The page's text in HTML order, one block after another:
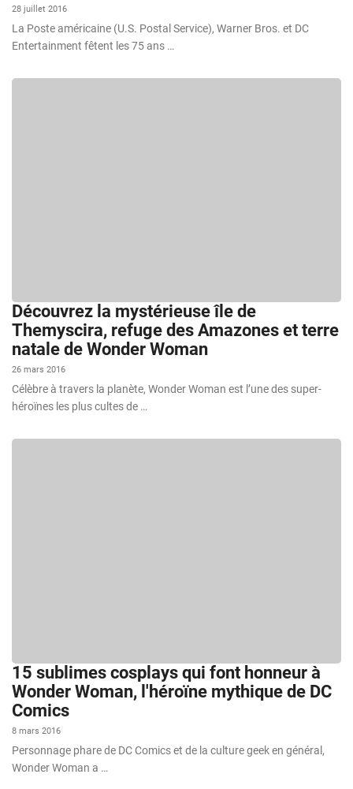
28 juillet 2016
La Poste américaine (U.S. Postal Service), Warner Bros. et DC
Entertainment fêtent les 75 ans …
Découvrez la mystérieuse île de
Themyscira, refuge des Amazones et terre
natale de Wonder Woman
26 mars 2016
Célèbre à travers la planète, Wonder Woman est l’une des super-
héroïnes les plus cultes de …
15 sublimes cosplays qui font honneur à
Wonder Woman, l'héroïne mythique de DC
Comics
8 mars 2016
Personnage phare de DC Comics et de la culture geek en général,
Wonder Woman a …